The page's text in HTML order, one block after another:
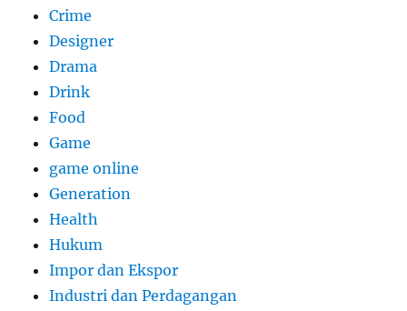
Crime
Designer
Drama
Drink
Food
Game
game online
Generation
Health
Hukum
Impor dan Ekspor
Industri dan Perdagangan